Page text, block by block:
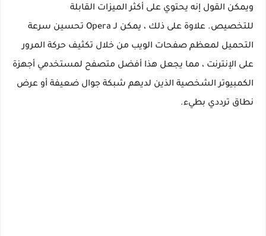
ويمكن القول إنه يحتوي على أكثر الميزات القابلة
للتخصيص. علاوة على ذلك ، يمكن لـ Opera تحسين سرعة
التحميل لمعظم صفحات الويب من خلال تكثيف حركة المرور
على الإنترنت ، مما يجعل هذا أفضل متصفح لمستخدمي أجهزة
الكمبيوتر الشخصية الذين لديهم شبكة جوال ضعيفة أو عرض
نطاق ترددي بطيء.